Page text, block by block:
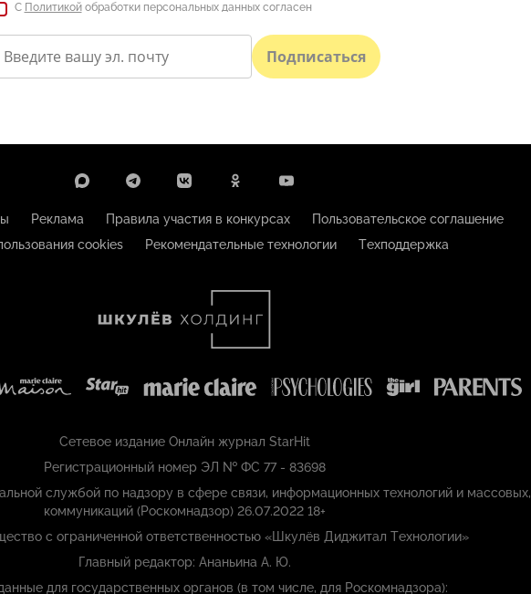
С Политикойобработки персональных данных согласен
Подписаться
Реклама Правила участия в конкурсах
Пользовательское соглашение
cookies
Рекомендательные технологии Техподдержка
Сетевое издание Онлайн журнал StarHit
Регистрационный номер ЭЛ № ФС 77 - 83698
службой по надзору в сфере связи, информационных технологий и массовых,
коммуникаций (Роскомнадзор) 26.07.2022 18+
с ограниченной ответственностью «Шкулёв Диджитал Технологии»
Главный редактор: Ананьина А. Ю.
для государственных органов (в том числе, для Роскомнадзора):